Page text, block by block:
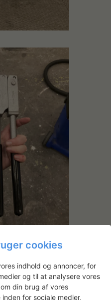
cookies
indhold og annoncer, for
og til at analysere vores
din brug af vores
for sociale medier,